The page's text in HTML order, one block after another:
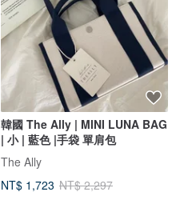
韓國 The Ally | MINI LUNA BAG
| 小 | 藍色 |手袋 單肩包
The Ally
NT$ 1,723 NT$ 2,297